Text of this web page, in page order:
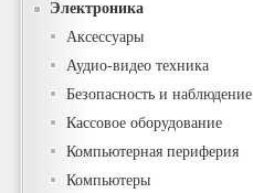
Электроника
Аксессуары
Аудио-видео техника
Безопасность и наблюдение
Кассовое оборудование
Компьютерная периферия
Компьютеры